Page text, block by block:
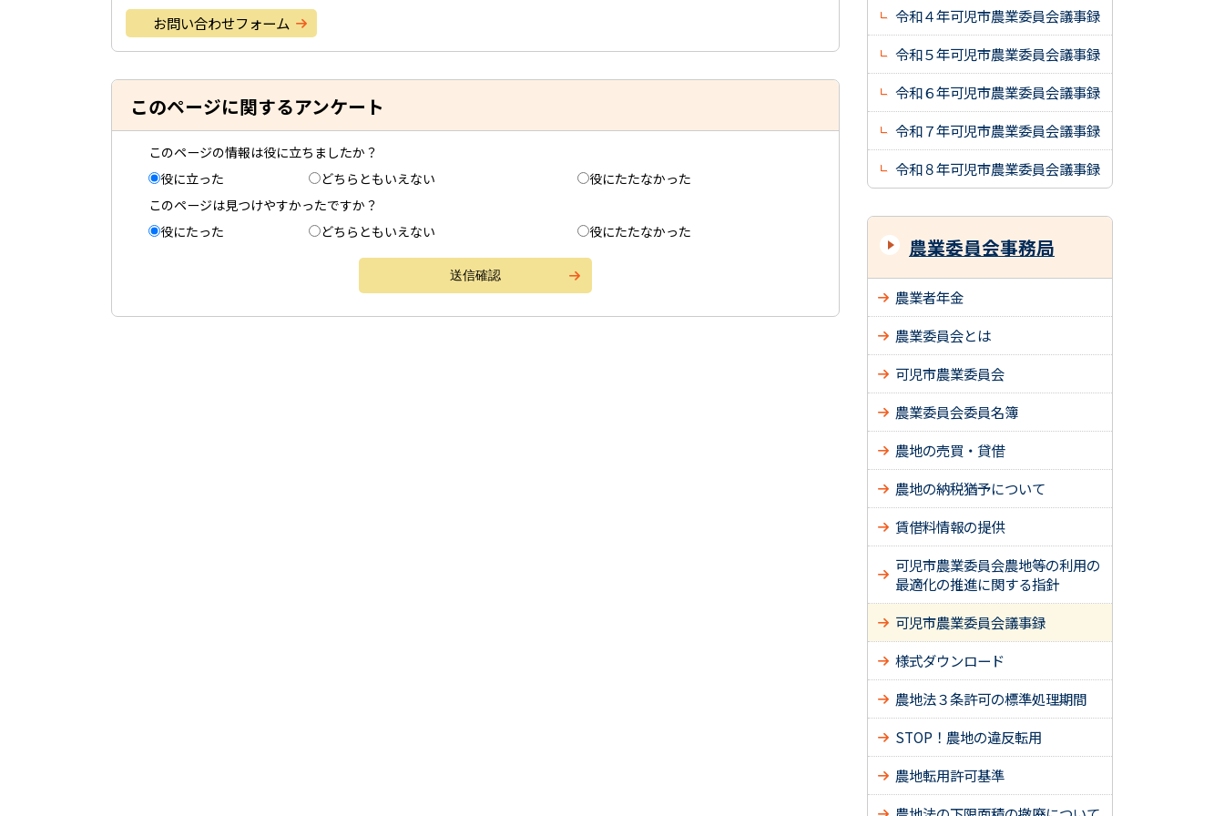
お問い合わせフォーム
このページに関するアンケート
このページの情報は役に立ちましたか？
役に立った
どちらともいえない
役にたたなかった
このページは見つけやすかったですか？
役にたった
どちらともいえない 役にたたなかった
令和４年可児市農業委員会議事録
令和５年可児市農業委員会議事録
令和６年可児市農業委員会議事録
令和７年可児市農業委員会議事録
令和８年可児市農業委員会議事録
農業委員会事務局
農業者年金
農業委員会とは
可児市農業委員会
農業委員会委員名簿
農地の売買・貸借
農地の納税猶予について
賃借料情報の提供
可児市農業委員会農地等の利用の
最適化の推進に関する指針
可児市農業委員会議事録
様式ダウンロード
農地法３条許可の標準処理期間
STOP！農地の違反転用
農地転用許可基準